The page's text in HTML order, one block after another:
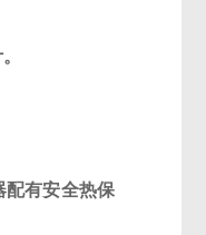
配有安全热保